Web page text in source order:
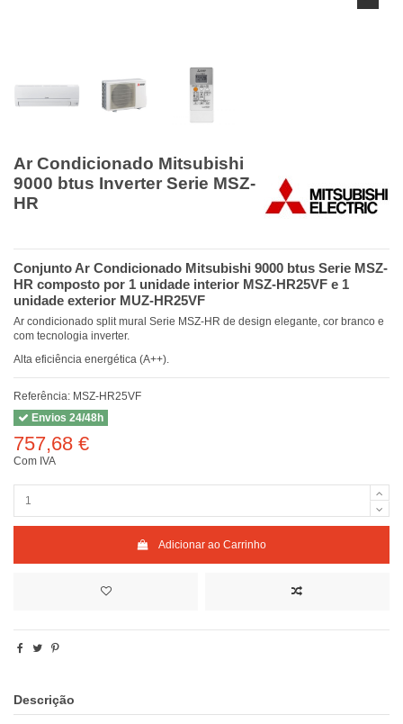
Ar Condicionado Mitsubishi
9000 btus Inverter Serie MSZ-
HR
Conjunto Ar Condicionado Mitsubishi 9000 btus Serie MSZ-
HR composto por 1 unidade interior MSZ-HR25VF e 1
unidade exterior MUZ-HR25VF
Ar condicionado split mural Serie MSZ-HR de design elegante, cor branco e
com tecnologia inverter.
Alta eficiência energética (A++).
Referência: MSZ-HR25VF
Envios 24/48h
757,68 €
Com IVA
Adicionar ao Carrinho
Descrição